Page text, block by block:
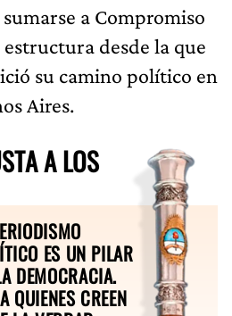
a Compromiso
desde la que
su camino político en
Aires.
A LOS
ES UN PILAR
DEMOCRACIA.
QUIENES CREEN